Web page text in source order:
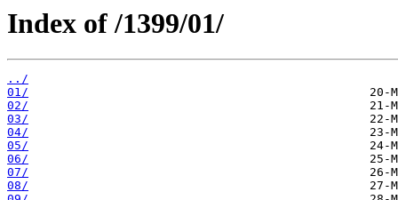
Index of /1399/01/
../
01/
02/
03/
04/
05/
06/
07/
08/